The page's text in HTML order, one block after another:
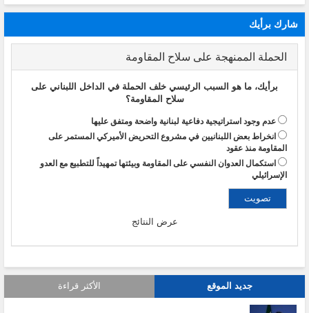
شارك برأيك
الحملة الممنهجة على سلاح المقاومة
برأيك، ما هو السبب الرئيسي خلف الحملة في الداخل اللبناني على
سلاح المقاومة؟
عدم وجود استراتيجية دفاعية لبنانية واضحة ومتفق عليها
انخراط بعض اللبنانيين في مشروع التحريض الأميركي المستمر على
المقاومة منذ عقود
استكمال العدوان النفسي على المقاومة وبيئتها تمهيداً للتطبيع مع العدو
الإسرائيلي
عرض النتائج
جديد الموقع الأكثر قراءة